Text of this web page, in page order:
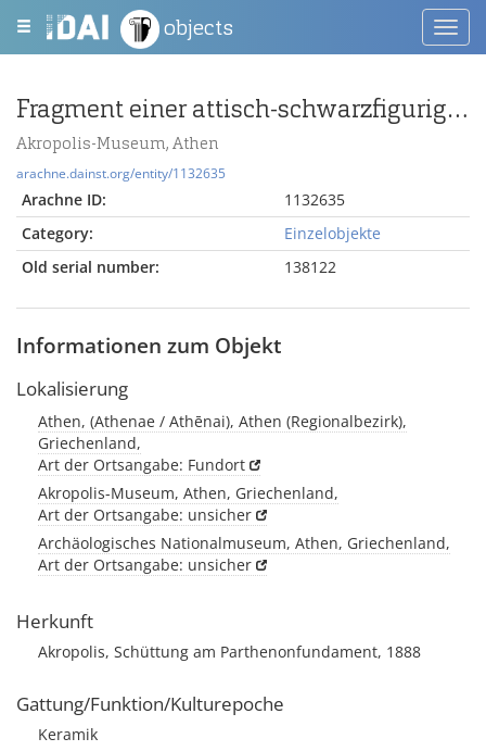
objects
Fragment einer attisch-schwarzfigurigen Schale mit Silen und Mänaden
Akropolis-Museum, Athen
arachne.dainst.org/entity/1132635
Arachne ID:
1132635
Category:
Einzelobjekte
Old serial number:
138122
Informationen zum Objekt
Lokalisierung
Athen, (Athenae / Athēnai), Athen (Regionalbezirk),
Griechenland,
Art der Ortsangabe: Fundort
Akropolis-Museum, Athen, Griechenland,
Art der Ortsangabe: unsicher
Archäologisches Nationalmuseum, Athen, Griechenland,
Art der Ortsangabe: unsicher
Herkunft
Akropolis, Schüttung am Parthenonfundament, 1888
Gattung/Funktion/Kulturepoche
Keramik